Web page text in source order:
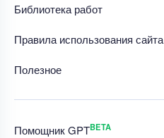
Библиотека работ
Правила использования сайта
Полезное
Помощник GPTBETA